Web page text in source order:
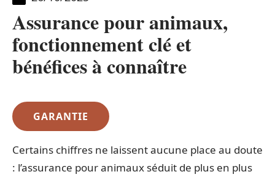
Assurance pour animaux,
fonctionnement clé et
bénéfices à connaître
GARANTIE
Certains chiffres ne laissent aucune place au doute
: l’assurance pour animaux séduit de plus en plus